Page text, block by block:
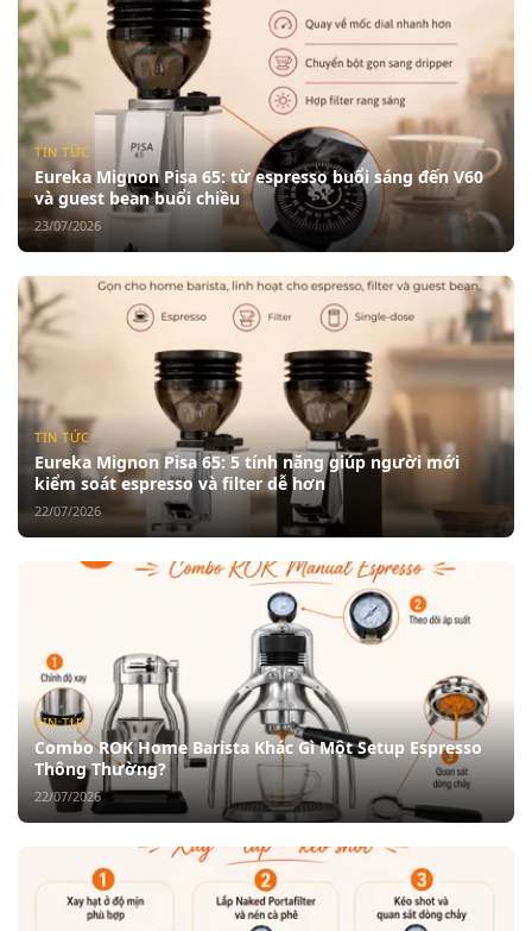
TIN TỨC
Eureka Mignon Pisa 65: từ espresso buổi sáng đến V60
và guest bean buổi chiều
23/07/2026
TIN TỨC
Eureka Mignon Pisa 65: 5 tính năng giúp người mới
kiểm soát espresso và filter dễ hơn
22/07/2026
TIN TỨC
Combo ROK Home Barista Khác Gì Một Setup Espresso
Thông Thường?
22/07/2026